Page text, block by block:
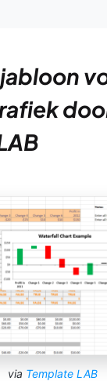
via Template LAB